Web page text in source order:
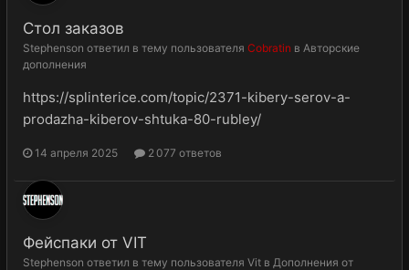
Стол заказов
Stephenson ответил в тему пользователя Cobratin в Авторские
дополнения
https://splinterice.com/topic/2371-kibery-serov-a-
prodazha-kiberov-shtuka-80-rubley/
14 апреля 2025 2 077 ответов
Фейспаки от VIT
Stephenson ответил в тему пользователя Vit в Дополнения от